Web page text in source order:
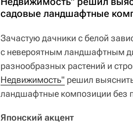
садовые ландшафтные
Зачастую дачники с белой
с невероятным ландшафтным
разнообразных растений и
Недвижимость" решил
ландшафтные композиции без
Японский акцент